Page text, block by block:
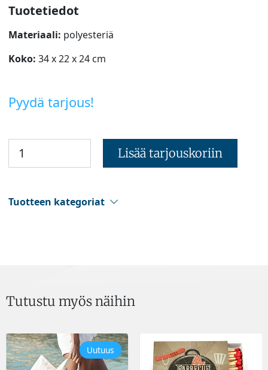
Tuotetiedot
Materiaali: polyesteriä
Koko: 34 x 22 x 24 cm
Pyydä tarjous!
Lisää tarjouskoriin
Tuotteen kategoriat
Tutustu myös näihin
Uutuus